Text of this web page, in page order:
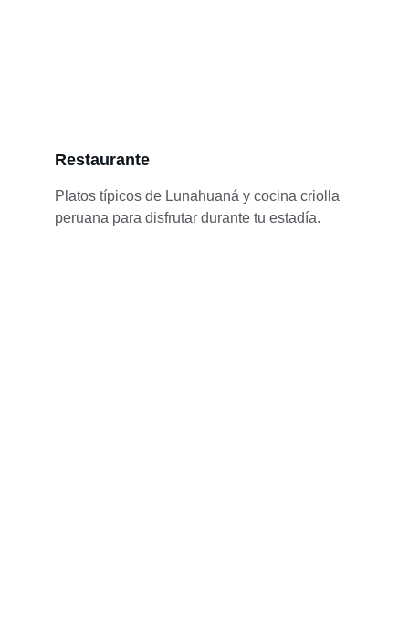
Restaurante
Platos típicos de Lunahuaná y cocina criolla
peruana para disfrutar durante tu estadía.